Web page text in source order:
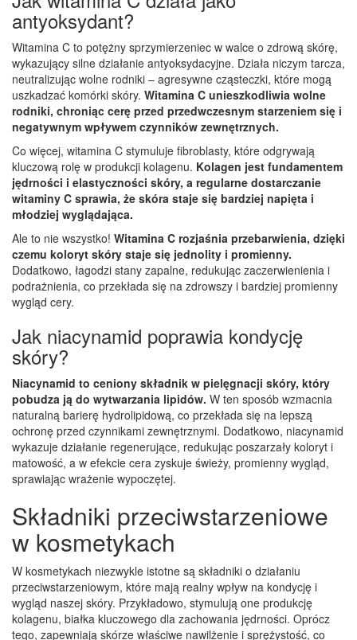
antyoksydant?
Witamina C to potężny sprzymierzeniec w walce o zdrową skórę,
wykazujący silne działanie antyoksydacyjne. Działa niczym tarcza,
neutralizując wolne rodniki – agresywne cząsteczki, które mogą
uszkadzać komórki skóry. Witamina C unieszkodliwia wolne
rodniki, chroniąc cerę przed przedwczesnym starzeniem się i
negatywnym wpływem czynników zewnętrznych.
Co więcej, witamina C stymuluje fibroblasty, które odgrywają
kluczową rolę w produkcji kolagenu. Kolagen jest fundamentem
jędrności i elastyczności skóry, a regularne dostarczanie
witaminy C sprawia, że skóra staje się bardziej napięta i
młodziej wyglądająca.
Ale to nie wszystko! Witamina C rozjaśnia przebarwienia, dzięki
czemu koloryt skóry staje się jednolity i promienny.
Dodatkowo, łagodzi stany zapalne, redukując zaczerwienienia i
podrażnienia, co przekłada się na zdrowszy i bardziej promienny
wygląd cery.
Jak niacynamid poprawia kondycję
skóry?
Niacynamid to ceniony składnik w pielęgnacji skóry, który
pobudza ją do wytwarzania lipidów. W ten sposób wzmacnia
naturalną barierę hydrolipidową, co przekłada się na lepszą
ochronę przed czynnikami zewnętrznymi. Dodatkowo, niacynamid
wykazuje działanie regenerujące, redukując poszarzały koloryt i
matowość, a w efekcie cera zyskuje świeży, promienny wygląd,
sprawiając wrażenie wypoczętej.
Składniki przeciwstarzeniowe
w kosmetykach
W kosmetykach niezwykle istotne są składniki o działaniu
przeciwstarzeniowym, które mają realny wpływ na kondycję i
wygląd naszej skóry. Przykładowo, stymulują one produkcję
kolagenu, białka kluczowego dla zachowania jędrności. Oprócz
tego, zapewniają skórze właściwe nawilżenie i sprężystość, co